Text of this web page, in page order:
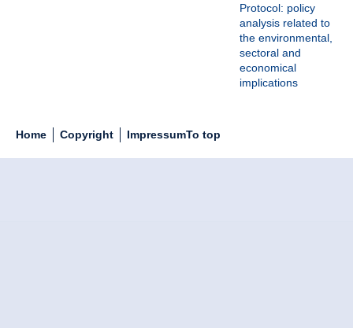
Protocol: policy
analysis related to
the environmental,
sectoral and
economical
implications
Home Copyright ImpressumTo top